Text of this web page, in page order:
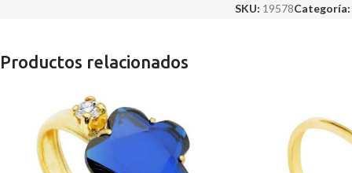
SKU: 19578Categoría:
Productos relacionados